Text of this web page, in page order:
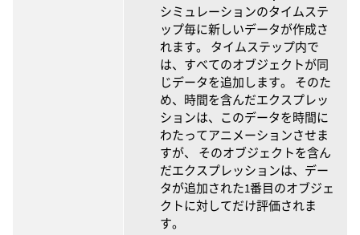
シミュレーションのタイムステ
ップ毎に新しいデータが作成さ
れます。 タイムステップ内で
は、すべてのオブジェクトが同
じデータを追加します。 そのた
め、時間を含んだエクスプレッ
ションは、このデータを時間に
わたってアニメーションさせま
すが、 そのオブジェクトを含ん
だエクスプレッションは、デー
タが追加された1番目のオブジェ
クトに対してだけ評価されま
す。